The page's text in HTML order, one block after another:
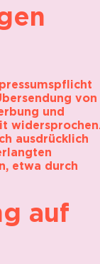
von
und
ausdrücklich
etwa durch
auf